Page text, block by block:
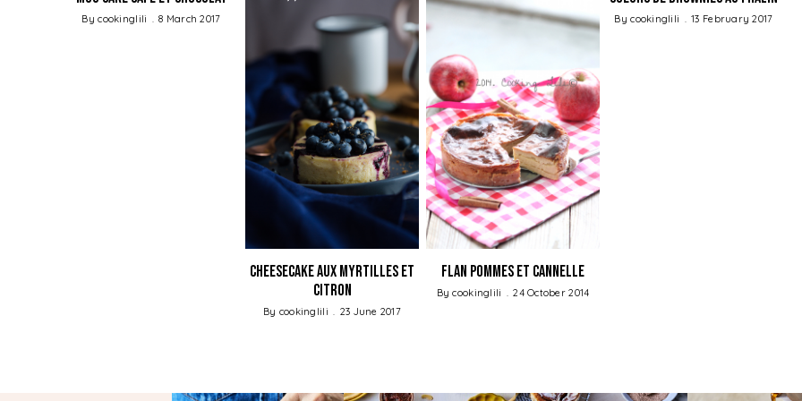
Bycookinglili 8 March 2017
Cheesecake aux Myrtilles et
Citron
By cookinglili 23 June 2017
Flan Pommes et Cannelle
Bycookinglili 24 October 2014
Bycookinglili 13 February 2017